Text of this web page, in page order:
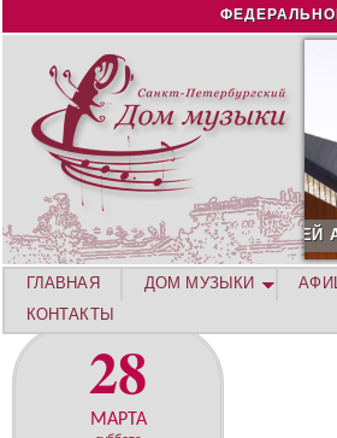
Jump to
28
МАРТА
ГЛАВНАЯ ДОМ МУЗЫКИ
КОНТАКТЫ